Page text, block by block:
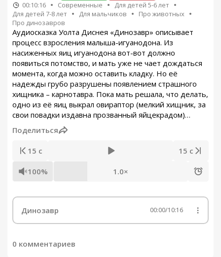
00:10:16 Современные
Для детей 5-6 лет
Для детей 7-8 лет
Для мальчиков
Про животных
Про динозавров
Аудиосказка Уолта Диснея «Динозавр» описывает
процесс взросления малыша-игуанодона. Из
насиженных яиц игуанодона вот-вот должно
появиться потомство, и мать уже не чает дождаться
момента, когда можно оставить кладку. Но её
надежды грубо разрушены появлением страшного
хищника – карнотавра. Пока мать решала, что делать,
одно из её яиц выкрал овираптор (мелкий хищник, за
свои повадки издавна прозванный яйцекрадом)…
Поделиться
15 с 15 с
100% 1.0×
Динозавр 00:00/10:16
0 комментариев